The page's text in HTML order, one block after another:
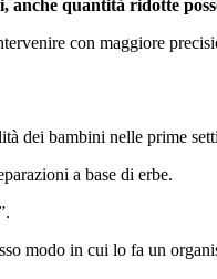
quantità ridotte
con maggiore
dei bambini nelle prime
a base di erbe.
modo in cui lo fa un